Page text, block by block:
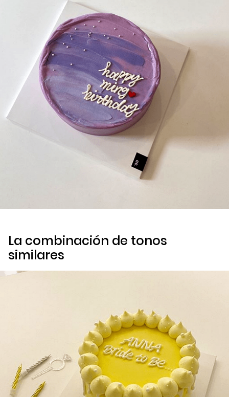
La combinación de tonos
similares